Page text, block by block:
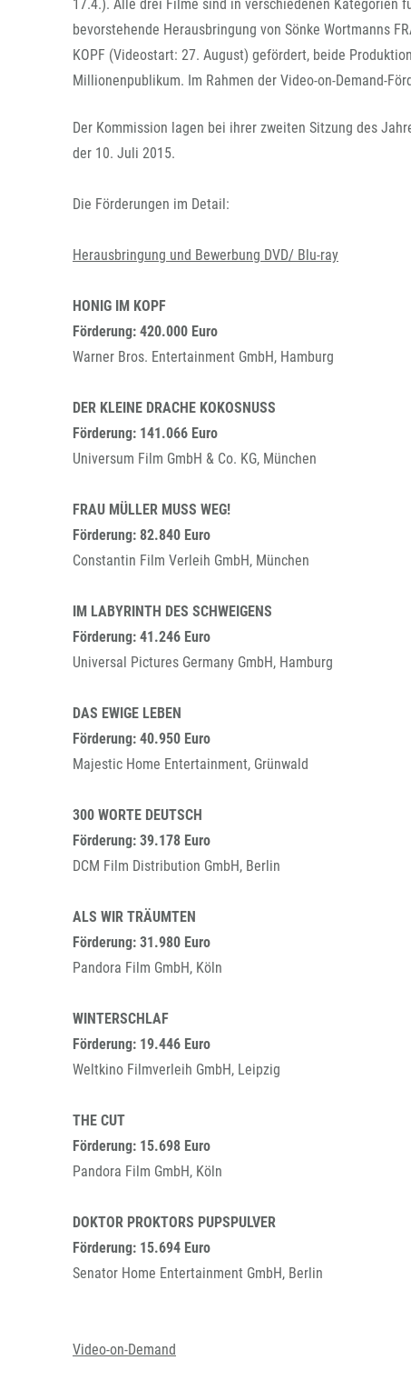
17.4.). Alle drei Filme sind in verschiedenen Kategorien
bevorstehende Herausbringung von Sönke Wortmanns
KOPF (Videostart: 27. August) gefördert, beide
Millionenpublikum. Im Rahmen der Video-on-Demand-
Der Kommission lagen bei ihrer zweiten Sitzung des
der 10. Juli 2015.
Die Förderungen im Detail:
Herausbringung und Bewerbung DVD/ Blu-ray
HONIG IM KOPF
Förderung: 420.000 Euro
Warner Bros. Entertainment GmbH, Hamburg
DER KLEINE DRACHE KOKOSNUSS
Förderung: 141.066 Euro
Universum Film GmbH & Co. KG, München
FRAU MÜLLER MUSS WEG!
Förderung: 82.840 Euro
Constantin Film Verleih GmbH, München
IM LABYRINTH DES SCHWEIGENS
Förderung: 41.246 Euro
Universal Pictures Germany GmbH, Hamburg
DAS EWIGE LEBEN
Förderung: 40.950 Euro
Majestic Home Entertainment, Grünwald
300 WORTE DEUTSCH
Förderung: 39.178 Euro
DCM Film Distribution GmbH, Berlin
ALS WIR TRÄUMTEN
Förderung: 31.980 Euro
Pandora Film GmbH, Köln
WINTERSCHLAF
Förderung: 19.446 Euro
Weltkino Filmverleih GmbH, Leipzig
THE CUT
Förderung: 15.698 Euro
Pandora Film GmbH, Köln
DOKTOR PROKTORS PUPSPULVER
Förderung: 15.694 Euro
Senator Home Entertainment GmbH, Berlin
Video-on-Demand